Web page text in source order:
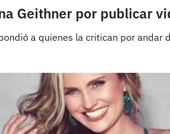
Geithner por publicar
a quienes la critican por andar